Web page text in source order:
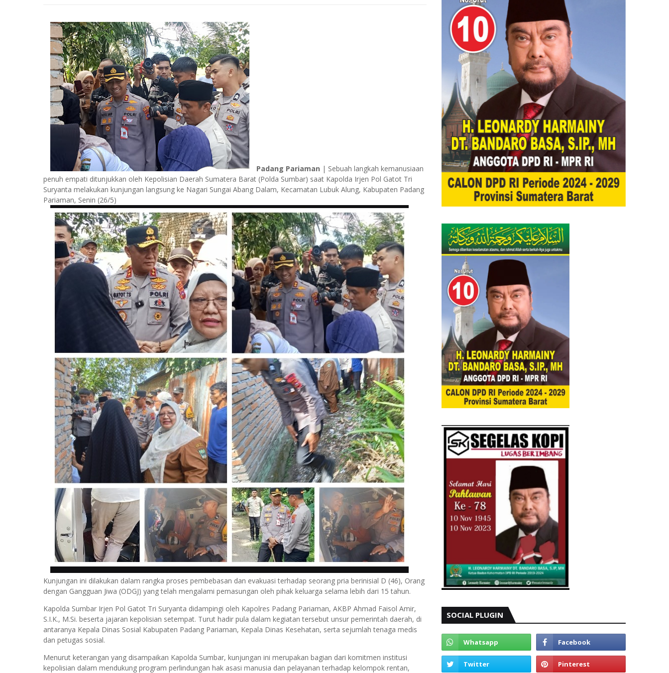
Padang Pariaman | Sebuah langkah kemanusiaan
penuh empati ditunjukkan oleh Kepolisian Daerah Sumatera Barat (Polda Sumbar) saat Kapolda Irjen Pol Gatot Tri
Suryanta melakukan kunjungan langsung ke Nagari Sungai Abang Dalam, Kecamatan Lubuk Alung, Kabupaten Padang
Pariaman, Senin (26/5)
Kunjungan ini dilakukan dalam rangka proses pembebasan dan evakuasi terhadap seorang pria berinisial D (46), Orang
dengan Gangguan Jiwa (ODGJ) yang telah mengalami pemasungan oleh pihak keluarga selama lebih dari 15 tahun.
Kapolda Sumbar Irjen Pol Gatot Tri Suryanta didampingi oleh Kapolres Padang Pariaman, AKBP Ahmad Faisol Amir,
S.I.K., M.Si. beserta jajaran kepolisian setempat. Turut hadir pula dalam kegiatan tersebut unsur pemerintah daerah, di
antaranya Kepala Dinas Sosial Kabupaten Padang Pariaman, Kepala Dinas Kesehatan, serta sejumlah tenaga medis
dan petugas sosial.
Menurut keterangan yang disampaikan Kapolda Sumbar, kunjungan ini merupakan bagian dari komitmen institusi
kepolisian dalam mendukung program perlindungan hak asasi manusia dan pelayanan terhadap kelompok rentan,
SOCIAL PLUGIN